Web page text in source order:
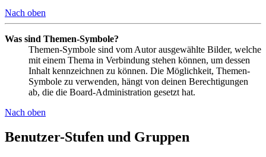
Nach oben
Was sind Themen-Symbole?
Themen-Symbole sind vom Autor ausgewählte Bilder, welche
mit einem Thema in Verbindung stehen können, um dessen
Inhalt kennzeichnen zu können. Die Möglichkeit, Themen-
Symbole zu verwenden, hängt von deinen Berechtigungen
ab, die die Board-Administration gesetzt hat.
Nach oben
Benutzer-Stufen und Gruppen